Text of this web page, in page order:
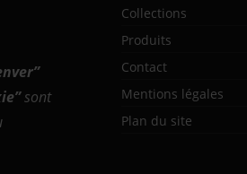
”
”sont
Collections
Produits
Contact
Mentions légales
Plan du site